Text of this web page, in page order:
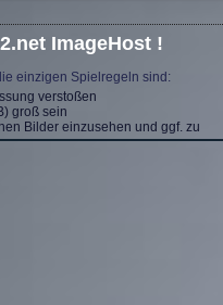
ImageHost !
einzigen Spielregeln sind:
verstoßen
groß sein
Bilder einzusehen und ggf. zu